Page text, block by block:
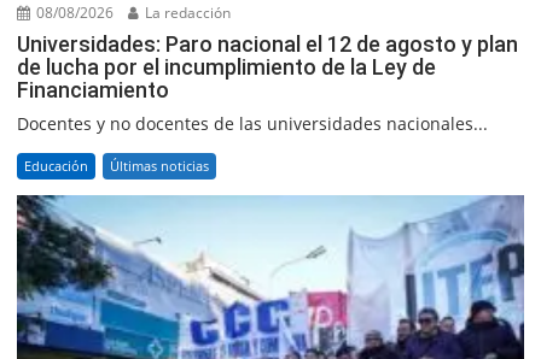
08/08/2026 La redacción
Universidades: Paro nacional el 12 de agosto y plan
de lucha por el incumplimiento de la Ley de
Financiamiento
Docentes y no docentes de las universidades nacionales...
Educación Últimas noticias